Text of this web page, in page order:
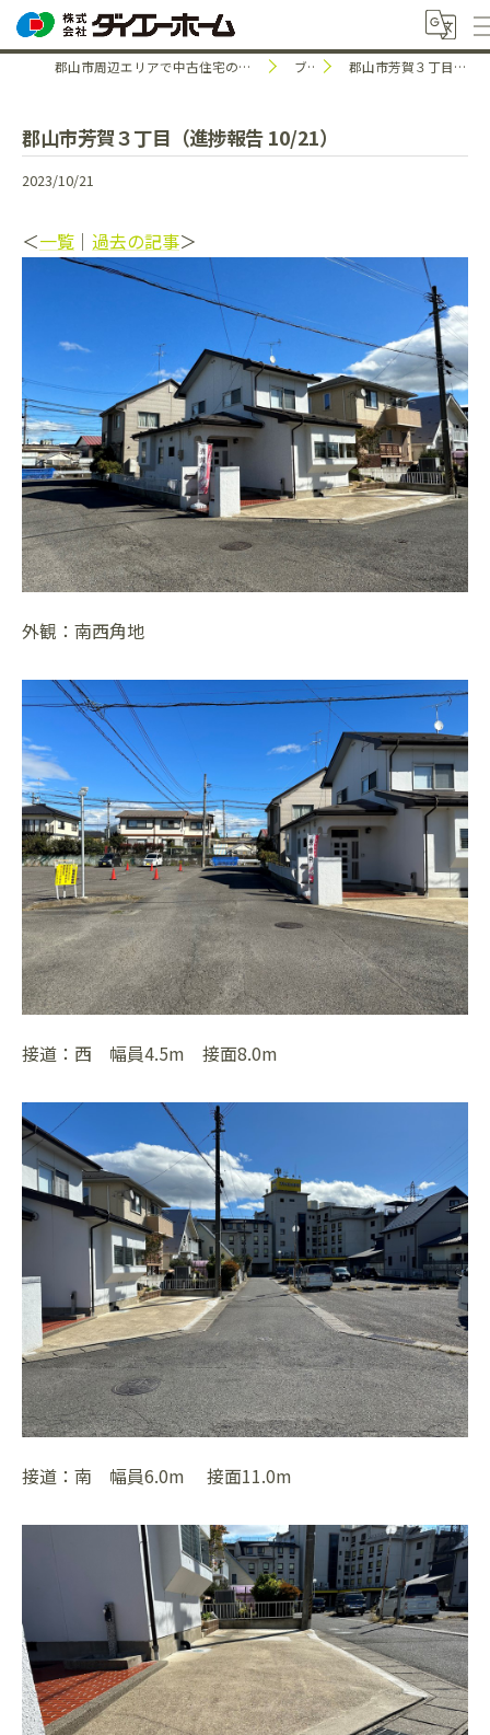
郡山市周辺エリアで中古住宅のことなら株式会社ダイエーホーム ブログ 郡山市芳賀３丁目（進捗報告 10/21）
郡山市芳賀３丁目（進捗報告 10/21）
2023/10/21
＜一覧 ｜ 過去の記事＞
外観：南西角地
接道：西 幅員4.5m 接面8.0m
接道：南 幅員6.0m 接面11.0m